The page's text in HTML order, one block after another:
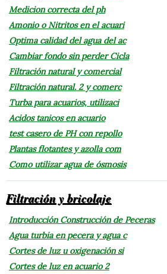
Medicion correcta del ph
Amonio o Nitritos en el acuari
Optima calidad del agua del ac
Cambiar fondo sin perder Cicla
Filtración natural y comercial
Filtración natural. 2 y comerc
Turba para acuarios, utilizaci
Acidos tanicos en acuario
test casero de PH con repollo
Plantas flotantes y azolla com
Como utilizar agua de ósmosis
Filtración y bricolaje
Introducción Construcción de Peceras
Agua turbia en pecera y agua c
Cortes de luz u oxigenación si
Cortes de luz en acuario 2